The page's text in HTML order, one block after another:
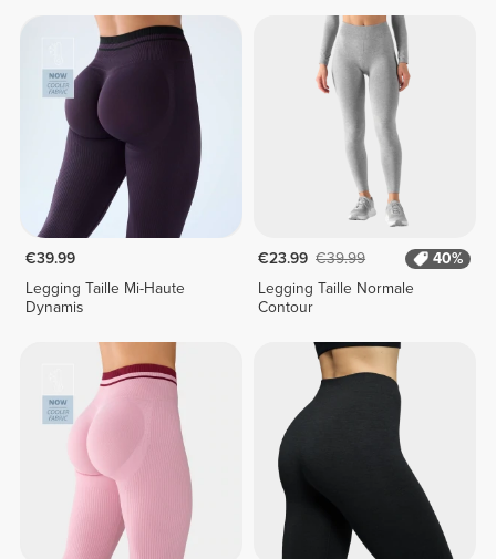
€39.99
Legging Taille Mi-Haute
Dynamis
€23.99 €39.99
40%
Legging Taille Normale
Contour